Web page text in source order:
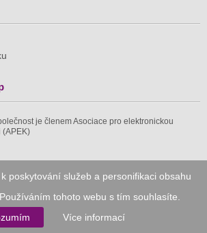
poskytování služeb a personifikaci obsahu
tohoto webu s tím souhlasíte.
Více informací
je členem Asociace pro elektronickou
(APEK)